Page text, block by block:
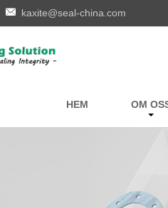
kaxite@seal-china.com
HEM OM